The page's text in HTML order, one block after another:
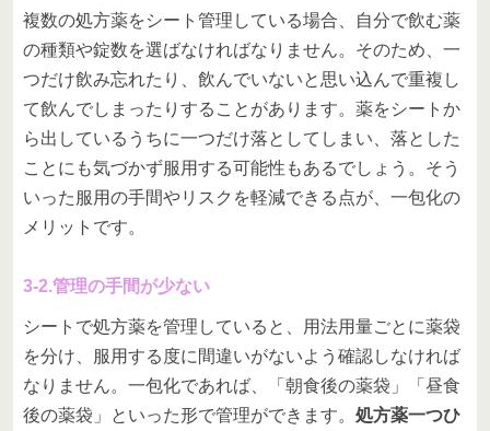
複数の処方薬をシート管理している場合、自分で飲む薬
の種類や錠数を選ばなければなりません。そのため、一
つだけ飲み忘れたり、飲んでいないと思い込んで重複し
て飲んでしまったりすることがあります。薬をシートか
ら出しているうちに一つだけ落としてしまい、落とした
ことにも気づかず服用する可能性もあるでしょう。そう
いった服用の手間やリスクを軽減できる点が、一包化の
メリットです。
3-2.管理の手間が少ない
シートで処方薬を管理していると、用法用量ごとに薬袋
を分け、服用する度に間違いがないよう確認しなければ
なりません。一包化であれば、「朝食後の薬袋」「昼食
後の薬袋」といった形で管理ができます。 処方薬一つひ